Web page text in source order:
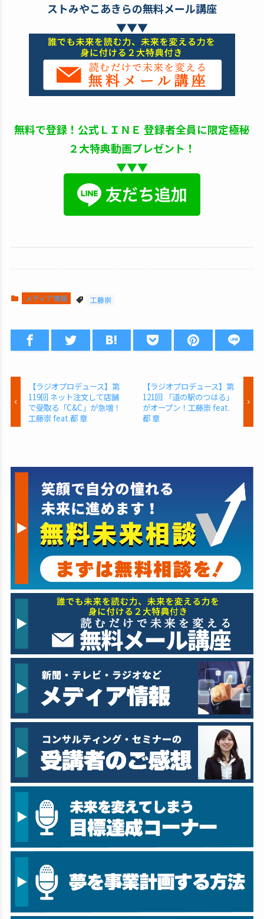
ストみやこあきらの無料メール講座
▼▼▼
無料で登録！公式ＬＩＮＥ 登録者全員に限定極秘
２大特典動画プレゼント！
▼▼▼
メディア情報 工藤崇
【ラジオプロデュース】第
119回 ネット注文して店舗
で受取る「C&C」が急増！
工藤崇 feat.都 章
【ラジオプロデュース】第
121回 「道の駅のつはる」
がオープン！工藤崇 feat.
都 章